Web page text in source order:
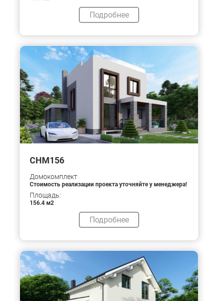
Подробнее
CHM156
Домокомплект
Стоимость реализации проекта уточняйте у менеджера!
Площадь:
156.4 м2
Подробнее